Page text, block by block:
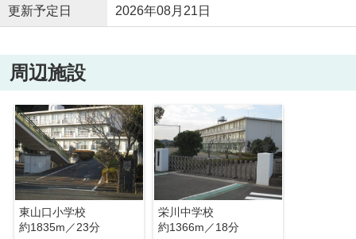
更新予定日 2026年08月21日
周辺施設
東山口小学校
約1835m／23分
栄川中学校
約1366m／18分